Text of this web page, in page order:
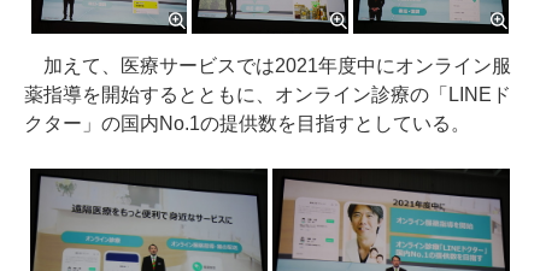
加えて、医療サービスでは2021年度中にオンライン服
薬指導を開始するとともに、オンライン診療の「LINEド
クター」の国内No.1の提供数を目指すとしている。